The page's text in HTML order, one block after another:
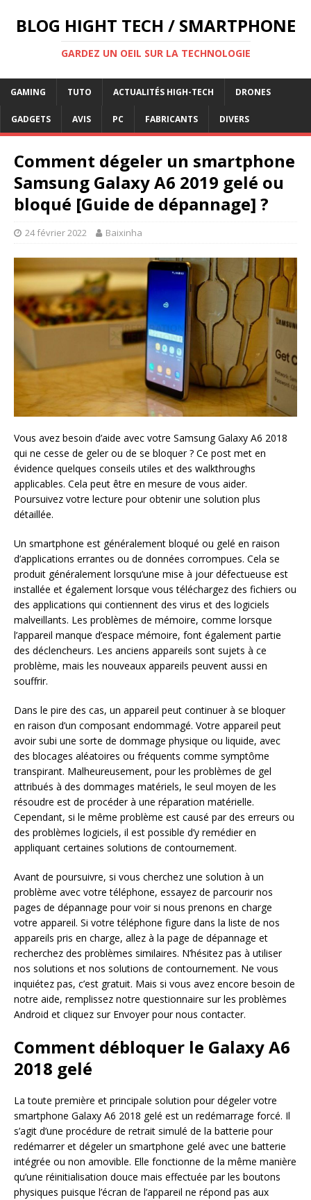
BLOG HIGHT TECH / SMARTPHONE
GARDEZ UN OEIL SUR LA TECHNOLOGIE
GAMING TUTO ACTUALITÉS HIGH-TECH DRONES
GADGETS AVIS PC FABRICANTS DIVERS
Comment dégeler un smartphone
Samsung Galaxy A6 2019 gelé ou
bloqué [Guide de dépannage] ?
24 février 2022 Baixinha
Vous avez besoin d’aide avec votre Samsung Galaxy A6 2018
qui ne cesse de geler ou de se bloquer ? Ce post met en
évidence quelques conseils utiles et des walkthroughs
applicables. Cela peut être en mesure de vous aider.
Poursuivez votre lecture pour obtenir une solution plus
détaillée.
Un smartphone est généralement bloqué ou gelé en raison
d’applications errantes ou de données corrompues. Cela se
produit généralement lorsqu’une mise à jour défectueuse est
installée et également lorsque vous téléchargez des fichiers ou
des applications qui contiennent des virus et des logiciels
malveillants. Les problèmes de mémoire, comme lorsque
l’appareil manque d’espace mémoire, font également partie
des déclencheurs. Les anciens appareils sont sujets à ce
problème, mais les nouveaux appareils peuvent aussi en
souffrir.
Dans le pire des cas, un appareil peut continuer à se bloquer
en raison d’un composant endommagé. Votre appareil peut
avoir subi une sorte de dommage physique ou liquide, avec
des blocages aléatoires ou fréquents comme symptôme
transpirant. Malheureusement, pour les problèmes de gel
attribués à des dommages matériels, le seul moyen de les
résoudre est de procéder à une réparation matérielle.
Cependant, si le même problème est causé par des erreurs ou
des problèmes logiciels, il est possible d’y remédier en
appliquant certaines solutions de contournement.
Avant de poursuivre, si vous cherchez une solution à un
problème avec votre téléphone, essayez de parcourir nos
pages de dépannage pour voir si nous prenons en charge
votre appareil. Si votre téléphone figure dans la liste de nos
appareils pris en charge, allez à la page de dépannage et
recherchez des problèmes similaires. N’hésitez pas à utiliser
nos solutions et nos solutions de contournement. Ne vous
inquiétez pas, c’est gratuit. Mais si vous avez encore besoin de
notre aide, remplissez notre questionnaire sur les problèmes
Android et cliquez sur Envoyer pour nous contacter.
Comment débloquer le Galaxy A6
2018 gelé
La toute première et principale solution pour dégeler votre
smartphone Galaxy A6 2018 gelé est un redémarrage forcé. Il
s’agit d’une procédure de retrait simulé de la batterie pour
redémarrer et dégeler un smartphone gelé avec une batterie
intégrée ou non amovible. Elle fonctionne de la même manière
qu’une réinitialisation douce mais effectuée par les boutons
physiques puisque l’écran de l’appareil ne répond pas aux